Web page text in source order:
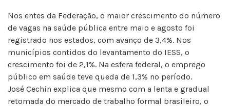
Nos entes da Federação, o maior crescimento do número
de vagas na saúde pública entre maio e agosto foi
registrado nos estados, com avanço de 3,4%. Nos
municípios contidos do levantamento do IESS, o
crescimento foi de 2,1%. Na esfera federal, o emprego
público em saúde teve queda de 1,3% no período.
José Cechin explica que mesmo com a lenta e gradual
retomada do mercado de trabalho formal brasileiro, o